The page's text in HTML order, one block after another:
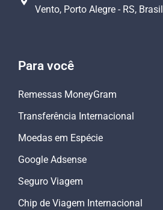
Vento, Porto Alegre - RS, Brasil
Para você
Remessas MoneyGram
Transferência Internacional
Moedas em Espécie
Google Adsense
Seguro Viagem
Chip de Viagem Internacional